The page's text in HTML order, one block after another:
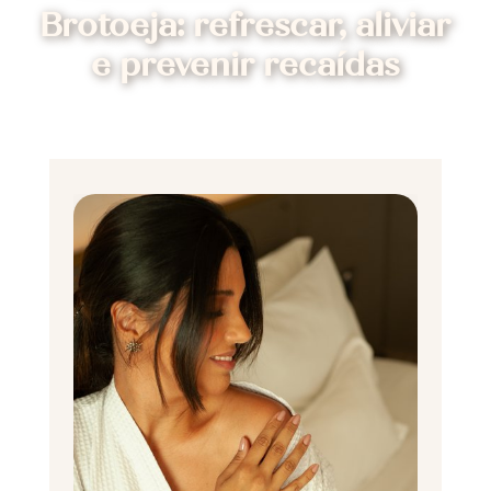
Brotoeja: refrescar, aliviar
e prevenir recaídas